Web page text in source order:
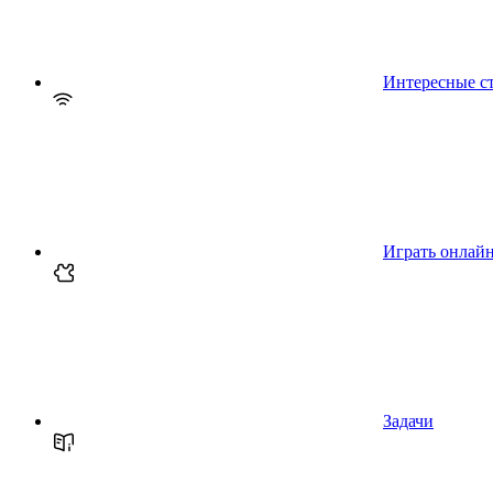
Интересные
Играть
Задачи